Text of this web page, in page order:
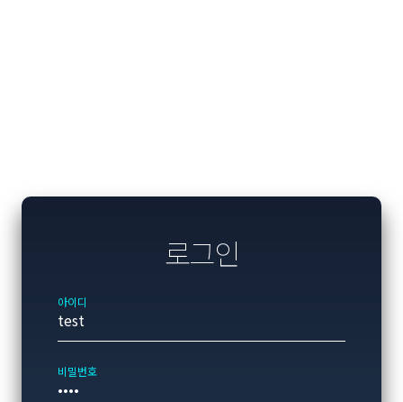
로그인
아이디
비밀번호